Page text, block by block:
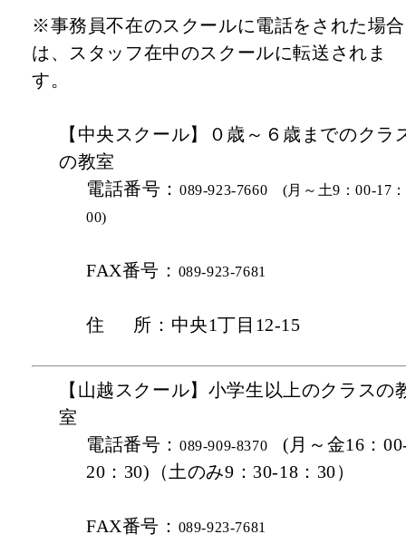
※事務員不在のスクールに電話をされた場合
は、スタッフ在中のスクールに転送されま
す。
【中央スクール】
０歳～６歳までのクラ
の教室
電話番号： 089-923-7660 (月～土9：00-17
00)
FAX番号： 089-923-7681
住 所： 中央1丁目 12-15
【 山越スクール】 小学生以上のクラスの
室
電話番号： 089-909-8370 ( 月～金16 ：
20 ： 30) （土のみ9 ： 30-18 ： 30）
FAX番号： 089-923-7681